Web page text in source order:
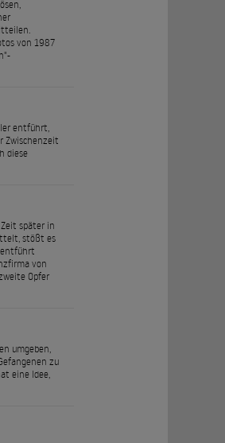
von 1987
entführt,
Zwischenzeit
diese
später in
stößt es
entführt
von
Opfer
umgeben,
zu
eine Idee,